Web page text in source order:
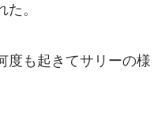
。
度も起きてサリーの様